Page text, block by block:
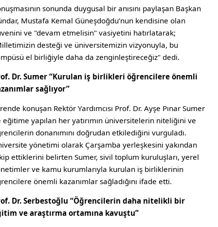
sonunda duygusal bir anısını paylaşan Başkan
Mustafa Kemal Güneşdoğdu’nun kendisine olan
ve "devam etmelisin" vasiyetini hatırlatarak;
desteği ve üniversitemizin vizyonuyla, bu
el birliğiyle daha da zenginleştireceğiz" dedi.
Dr. Sumer “Kurulan iş birlikleri öğrencilere önemli
sağlıyor”
konuşan Rektör Yardımcısı Prof. Dr. Ayşe Pınar Sumer
eğitime yapılan her yatırımın üniversitelerin niteliğini ve
donanımını doğrudan etkilediğini vurguladı.
yönetimi olarak Çarşamba yerleşkesini yakından
ettiklerini belirten Sumer, sivil toplum kuruluşları, yerel
ve kamu kurumlarıyla kurulan iş birliklerinin
önemli kazanımlar sağladığını ifade etti.
Dr. Serbestoğlu “Öğrencilerin daha nitelikli bir
ve araştırma ortamına kavuştu”